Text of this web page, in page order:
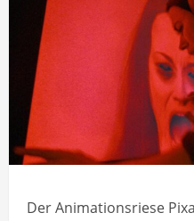
Der Animationsriese